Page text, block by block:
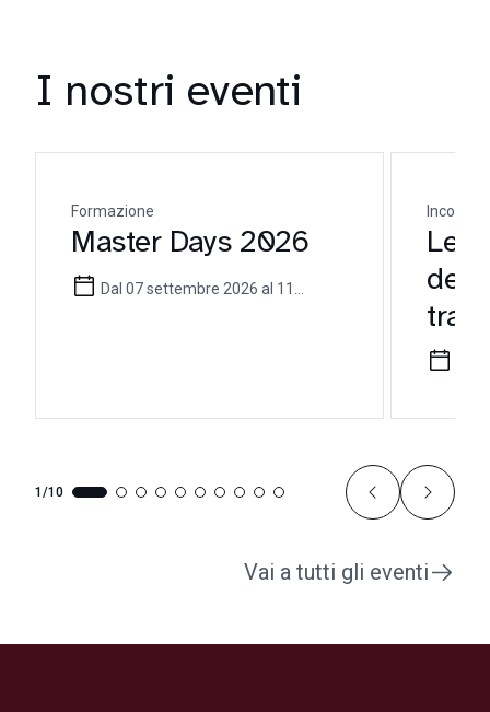
I nostri eventi
Formazione
Master Days 2026
Incontro
Le
tra
1/10
Vai a tutti gli eventi